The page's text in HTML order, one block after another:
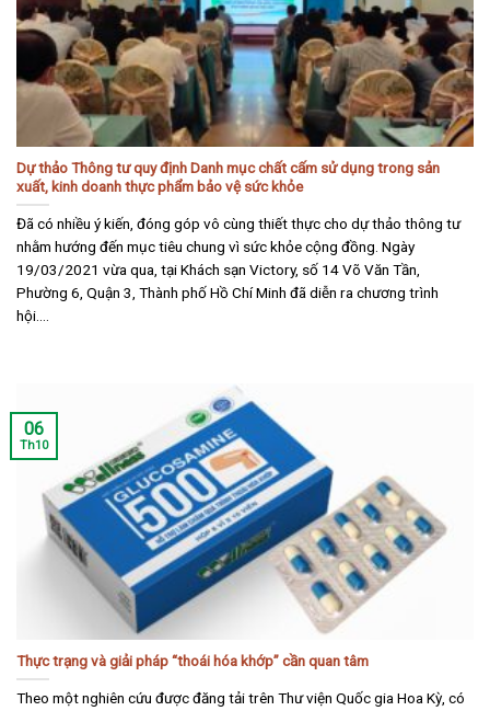
Dự thảo Thông tư quy định Danh mục chất cấm sử dụng trong sản
xuất, kinh doanh thực phẩm bảo vệ sức khỏe
Đã có nhiều ý kiến, đóng góp vô cùng thiết thực cho dự thảo thông tư
nhằm hướng đến mục tiêu chung vì sức khỏe cộng đồng. Ngày
19/03/2021 vừa qua, tại Khách sạn Victory, số 14 Võ Văn Tần,
Phường 6, Quận 3, Thành phố Hồ Chí Minh đã diễn ra chương trình
hội....
Thực trạng và giải pháp “thoái hóa khớp” cần quan tâm
Theo một nghiên cứu được đăng tải trên Thư viện Quốc gia Hoa Kỳ, có
06
Th10